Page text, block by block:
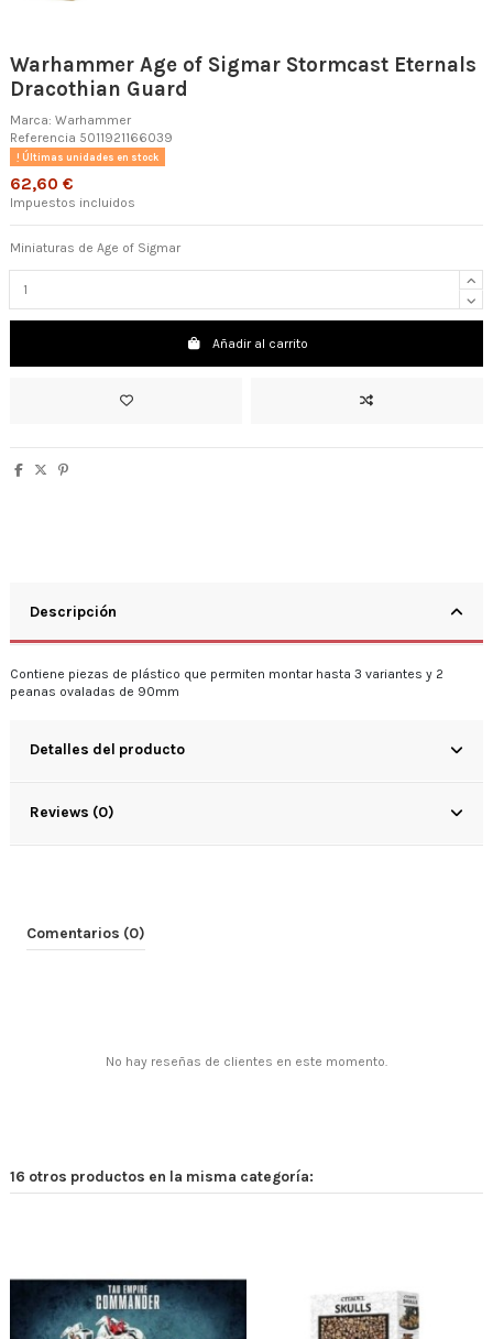
Warhammer Age of Sigmar Stormcast Eternals
Dracothian Guard
Marca: Warhammer
Referencia 5011921166039
Últimas unidades en stock
62,60 €
Impuestos incluidos
Miniaturas de Age of Sigmar
Añadir al carrito
Descripción
Contiene piezas de plástico que permiten montar hasta 3 variantes y 2
peanas ovaladas de 90mm
Detalles del producto
Reviews (0)
Comentarios (0)
No hay reseñas de clientes en este momento.
16 otros productos en la misma categoría: